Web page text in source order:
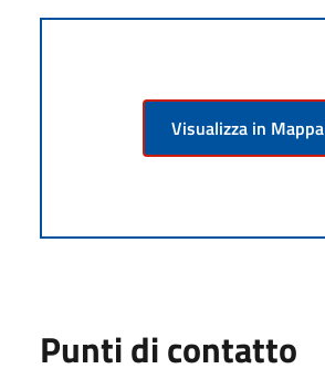
Visualizza in Mappa
Punti di contatto